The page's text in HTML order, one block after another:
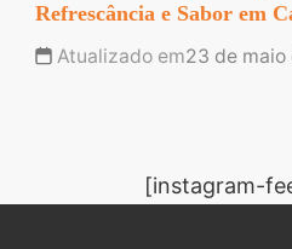
Refrescância e Sabor em
Atualizado em23 de
[instagram-